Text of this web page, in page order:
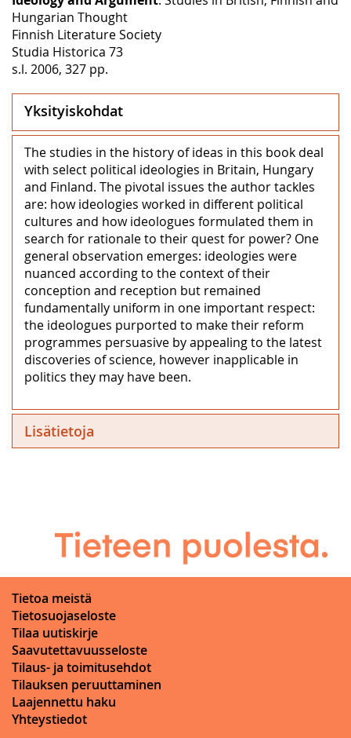
Hungarian Thought
Finnish Literature Society
Studia Historica 73
s.l. 2006, 327 pp.
Yksityiskohdat
The studies in the history of ideas in this book deal
with select political ideologies in Britain, Hungary
and Finland. The pivotal issues the author tackles
are: how ideologies worked in different political
cultures and how ideologues formulated them in
search for rationale to their quest for power? One
general observation emerges: ideologies were
nuanced according to the context of their
conception and reception but remained
fundamentally uniform in one important respect:
the ideologues purported to make their reform
programmes persuasive by appealing to the latest
discoveries of science, however inapplicable in
politics they may have been.
Lisätietoja
Tietoa meistä
Tietosuojaseloste
Tilaa uutiskirje
Saavutettavuusseloste
Tilaus- ja toimitusehdot
Tilauksen peruuttaminen
Laajennettu haku
Yhteystiedot